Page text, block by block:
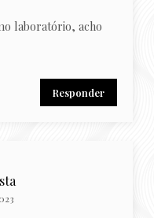
laboratório, acho
Responder